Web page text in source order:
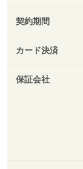
契約期間
カード決済
保証会社